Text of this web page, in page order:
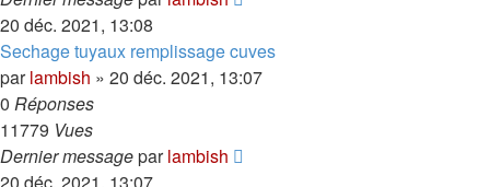
20 déc. 2021, 13:08
Sechage tuyaux remplissage cuves
parlambish » 20 déc. 2021, 13:07
0 Réponses
11779 Vues
Dernier messageparlambish